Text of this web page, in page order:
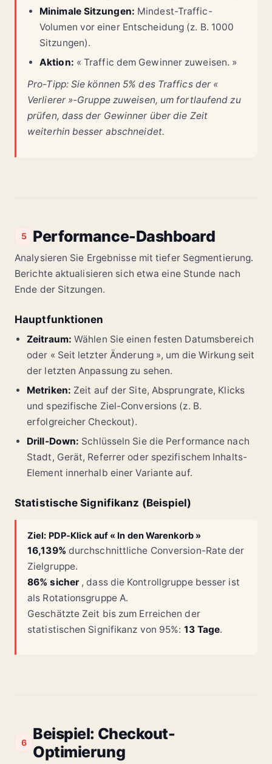
Minimale Sitzungen: Mindest-Traffic-
Volumen vor einer Entscheidung (z. B. 1000
Sitzungen).
Aktion: « Traffic dem Gewinner zuweisen. »
Pro-Tipp: Sie können 5% des Traffics der «
Verlierer »-Gruppe zuweisen, um fortlaufend zu
prüfen, dass der Gewinner über die Zeit
weiterhin besser abschneidet.
5 Performance-Dashboard
Analysieren Sie Ergebnisse mit tiefer Segmentierung.
Berichte aktualisieren sich etwa eine Stunde nach
Ende der Sitzungen.
Hauptfunktionen
Zeitraum: Wählen Sie einen festen Datumsbereich
oder « Seit letzter Änderung », um die Wirkung seit
der letzten Anpassung zu sehen.
Metriken: Zeit auf der Site, Absprungrate, Klicks
und spezifische Ziel-Conversions (z. B.
erfolgreicher Checkout).
Drill-Down: Schlüsseln Sie die Performance nach
Stadt, Gerät, Referrer oder spezifischem Inhalts-
Element innerhalb einer Variante auf.
Statistische Signifikanz (Beispiel)
Ziel: PDP-Klick auf « In den Warenkorb »
16,139% durchschnittliche Conversion-Rate der
Zielgruppe.
86% sicher , dass die Kontrollgruppe besser ist
als Rotationsgruppe A.
Geschätzte Zeit bis zum Erreichen der
statistischen Signifikanz von 95%: 13 Tage.
6
Beispiel: Checkout-
Optimierung